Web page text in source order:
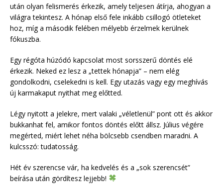
után olyan felismerés érkezik, amely teljesen átírja, ahogyan a
világra tekintesz. A hónap első fele inkább csillogó ötleteket
hoz, míg a második felében mélyebb érzelmek kerülnek
fókuszba.
Egy régóta húzódó kapcsolat most sorsszerű döntés elé
érkezik. Neked ez lesz a „tettek hónapja” – nem elég
gondolkodni, cselekedni is kell. Egy utazás vagy egy meghívás
új karmakaput nyithat meg előtted.
Légy nyitott a jelekre, mert valaki „véletlenül” pont ott és akkor
bukkanhat fel, amikor fontos döntés előtt állsz. Július végére
megérted, miért lehet néha bölcsebb csendben maradni. A
kulcsszó: tudatosság.
Hét év szerencse vár, ha kedvelés és a „sok szerencsét”
beírása után gördítesz lejjebb!